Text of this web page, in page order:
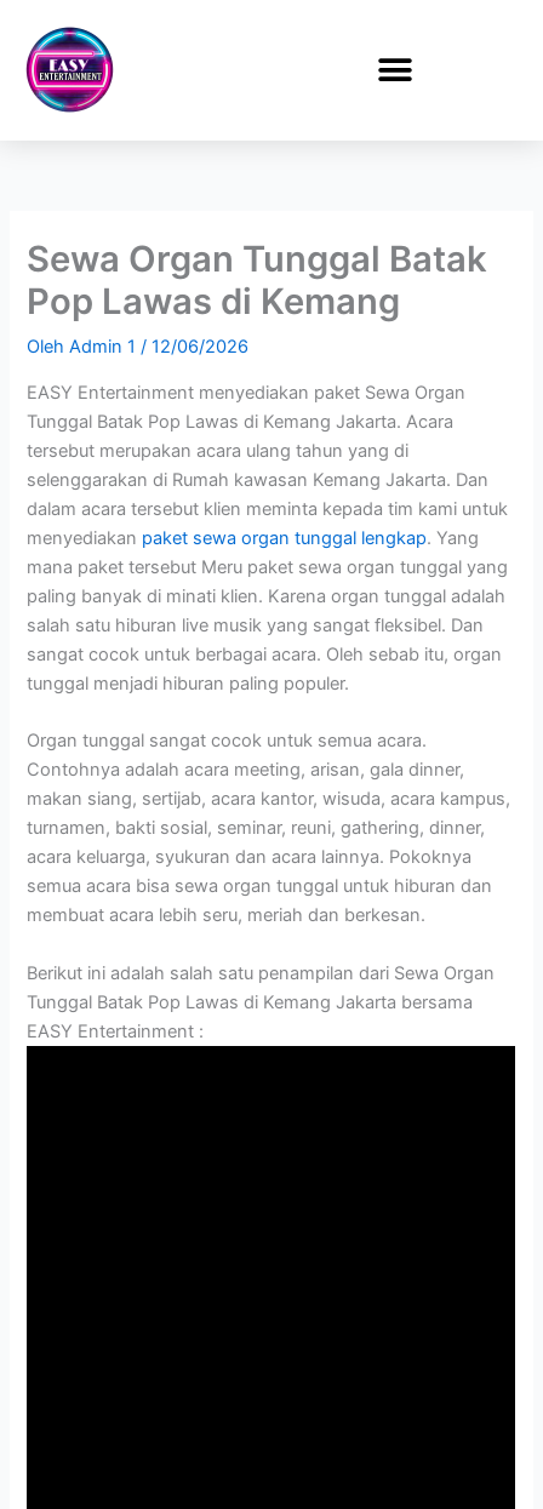
konten
Sewa Organ Tunggal Batak
Pop Lawas di Kemang
OlehAdmin 1/12/06/2026
EASY Entertainment menyediakan paket Sewa Organ
Tunggal Batak Pop Lawas di Kemang Jakarta. Acara
tersebut merupakan acara ulang tahun yang di
selenggarakan di Rumah kawasan Kemang Jakarta. Dan
dalam acara tersebut klien meminta kepada tim kami untuk
menyediakan paket sewa organ tunggal lengkap. Yang
mana paket tersebut Meru paket sewa organ tunggal yang
paling banyak di minati klien. Karena organ tunggal adalah
salah satu hiburan live musik yang sangat fleksibel. Dan
sangat cocok untuk berbagai acara. Oleh sebab itu, organ
tunggal menjadi hiburan paling populer.
Organ tunggal sangat cocok untuk semua acara.
Contohnya adalah acara meeting, arisan, gala dinner,
makan siang, sertijab, acara kantor, wisuda, acara kampus,
turnamen, bakti sosial, seminar, reuni, gathering, dinner,
acara keluarga, syukuran dan acara lainnya. Pokoknya
semua acara bisa sewa organ tunggal untuk hiburan dan
membuat acara lebih seru, meriah dan berkesan.
Berikut ini adalah salah satu penampilan dari Sewa Organ
Tunggal Batak Pop Lawas di Kemang Jakarta bersama
EASY Entertainment :